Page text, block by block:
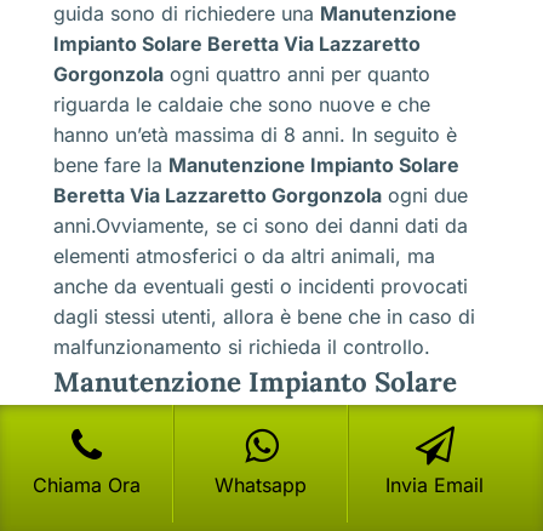
guida sono di richiedere una Manutenzione
Impianto Solare Beretta Via Lazzaretto
Gorgonzola ogni quattro anni per quanto
riguarda le caldaie che sono nuove e che
hanno un’età massima di 8 anni. In seguito è
bene fare la Manutenzione Impianto Solare
Beretta Via Lazzaretto Gorgonzola ogni due
anni.Ovviamente, se ci sono dei danni dati da
elementi atmosferici o da altri animali, ma
anche da eventuali gesti o incidenti provocati
dagli stessi utenti, allora è bene che in caso di
malfunzionamento si richieda il controllo.
Manutenzione Impianto Solare
Beretta Via Lazzaretto
Gorgonzola
i collettori esterni, le
cause di rotture
Chiama Ora Whatsapp Invia Email